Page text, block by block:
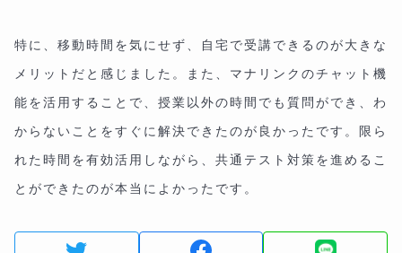
特に、移動時間を気にせず、自宅で受講できるのが大きな
メリットだと感じました。また、マナリンクのチャット機
能を活用することで、授業以外の時間でも質問ができ、わ
からないことをすぐに解決できたのが良かったです。限ら
れた時間を有効活用しながら、共通テスト対策を進めるこ
とができたのが本当によかったです。